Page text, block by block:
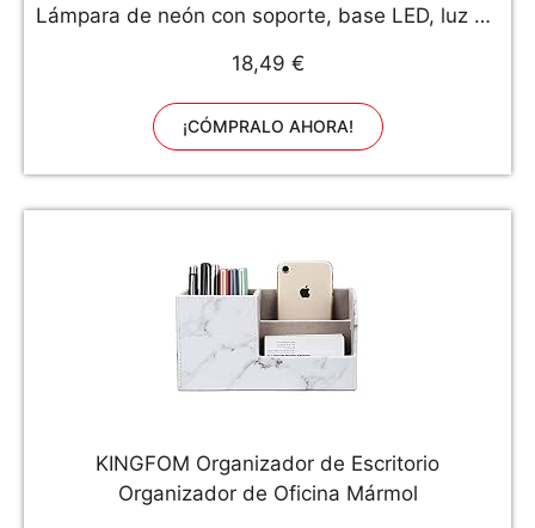
Lámpara de neón con soporte, base LED, luz de
para dormitorio, fiesta de Navidad, decoración
18,49 €
¡CÓMPRALO AHORA!
KINGFOM Organizador de Escritorio
Organizador de Oficina Mármol